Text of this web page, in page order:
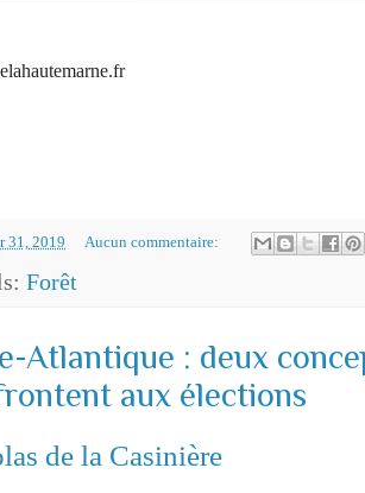
31, 2019 Aucun commentaire:
Forêt
Atlantique : deux
aux élections
de la Casinière